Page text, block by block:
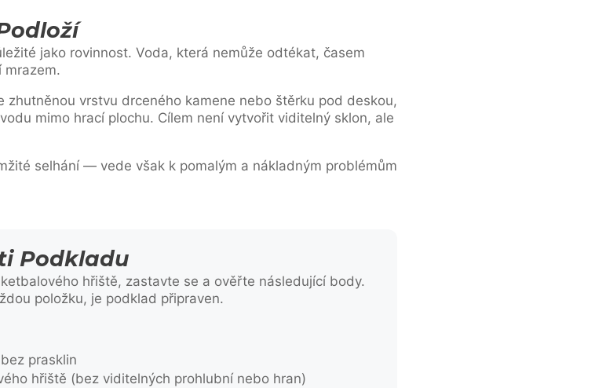
jako rovinnost. Voda, která nemůže odtékat, časem
mrazem.
zhutněnou vrstvu drceného kamene nebo štěrku pod deskou,
mimo hrací plochu. Cílem není vytvořit viditelný sklon, ale
selhání — vede však k pomalým a nákladným problémům
Podkladu
hřiště, zastavte se a ověřte následující body.
položku, je podklad připraven.
prasklin
hřiště (bez viditelných prohlubní nebo hran)